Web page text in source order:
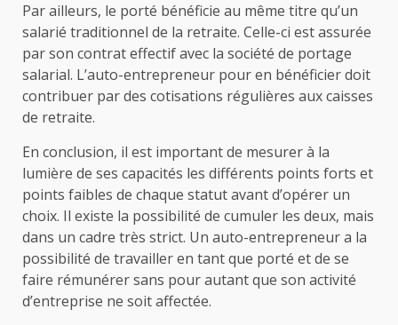
Par ailleurs, le porté bénéficie au même titre qu’un
salarié traditionnel de la retraite. Celle-ci est assurée
par son contrat effectif avec la société de portage
salarial. L’auto-entrepreneur pour en bénéficier doit
contribuer par des cotisations régulières aux caisses
de retraite.
En conclusion, il est important de mesurer à la
lumière de ses capacités les différents points forts et
points faibles de chaque statut avant d’opérer un
choix. Il existe la possibilité de cumuler les deux, mais
dans un cadre très strict. Un auto-entrepreneur a la
possibilité de travailler en tant que porté et de se
faire rémunérer sans pour autant que son activité
d’entreprise ne soit affectée.